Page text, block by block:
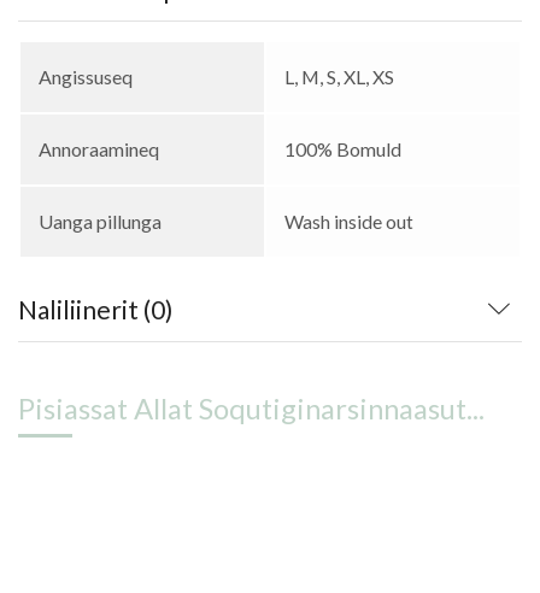
Angissuseq L, M, S, XL, XS
Annoraamineq 100% Bomuld
Uanga pillunga Wash inside out
Naliliinerit (0)
Pisiassat Allat Soqutiginarsinnaasut...